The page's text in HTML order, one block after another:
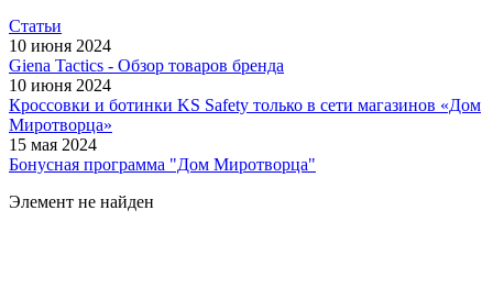
Статьи
10 июня 2024
Giena Tactics - Обзор товаров бренда
10 июня 2024
Кроссовки и ботинки KS Safety только в сети магазинов «Дом
Миротворца»
15 мая 2024
Бонусная программа "Дом Миротворца"
Элемент не найден